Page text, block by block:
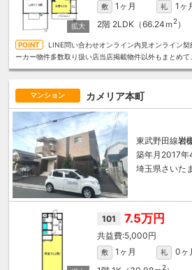
敷 1ヶ月 礼
1ヶ
2階 2LDK（66.24ｍ 2）
LINE問い合わせオンライン内見オンライン契
ーカー物件多数取り扱い店当店掲載物件以外もまとめて
マンション カメリア本町
東武野田線岩
築年月2017
埼玉県さいた
101 7.5万円
5,000円
敷 1ヶ月 礼
0ヶ
2